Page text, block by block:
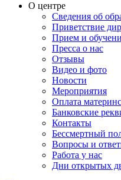
О центре
Сведения об
Приветствие
Прием и
Пресса о нас
Отзывы
Видео и фото
Новости
Мероприятия
Оплата
Банковские
Контакты
Бессмертный
Вопросы и
Работа у нас
Дни открытых